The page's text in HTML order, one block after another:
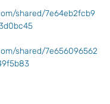
shared/7e64eb2fcb9
shared/7e656096562